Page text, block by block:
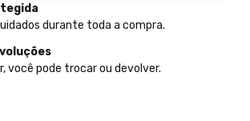
durante toda a compra.
você pode trocar ou devolver.